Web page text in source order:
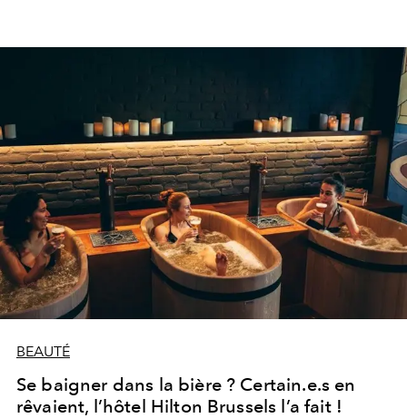
BEAUTÉ
Se baigner dans la bière ? Certain.e.s en
rêvaient, l’hôtel Hilton Brussels l’a fait !